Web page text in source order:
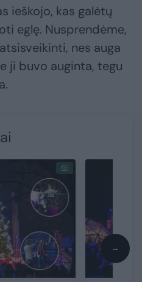
ieškojo, kas galėtų
eglę. Nusprendėme,
nes auga
ji buvo auginta, tegu
→